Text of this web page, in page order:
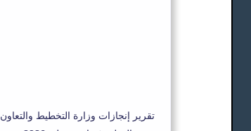
تقرير إنجازات وزارة التخطيط والتعاون